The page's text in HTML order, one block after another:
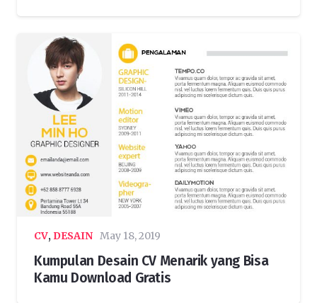
CV, DESAIN May 18, 2019
Kumpulan Desain CV Menarik yang Bisa
Kamu Download Gratis